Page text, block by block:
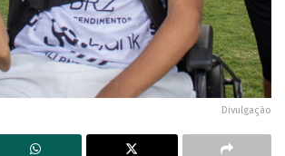
Divulgação